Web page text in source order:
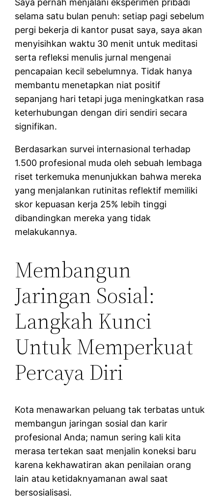
Saya pernah menjalani eksperimen pribadi
selama satu bulan penuh: setiap pagi sebelum
pergi bekerja di kantor pusat saya, saya akan
menyisihkan waktu 30 menit untuk meditasi
serta refleksi menulis jurnal mengenai
pencapaian kecil sebelumnya. Tidak hanya
membantu menetapkan niat positif
sepanjang hari tetapi juga meningkatkan rasa
keterhubungan dengan diri sendiri secara
signifikan.
Berdasarkan survei internasional terhadap
1.500 profesional muda oleh sebuah lembaga
riset terkemuka menunjukkan bahwa mereka
yang menjalankan rutinitas reflektif memiliki
skor kepuasan kerja 25% lebih tinggi
dibandingkan mereka yang tidak
melakukannya.
Membangun
Jaringan Sosial:
Langkah Kunci
Untuk Memperkuat
Percaya Diri
Kota menawarkan peluang tak terbatas untuk
membangun jaringan sosial dan karir
profesional Anda; namun sering kali kita
merasa tertekan saat menjalin koneksi baru
karena kekhawatiran akan penilaian orang
lain atau ketidaknyamanan awal saat
bersosialisasi.